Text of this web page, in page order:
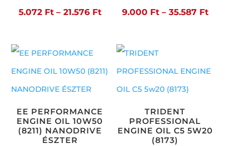
5.072 Ft – 21.576 FtÁrtartomány:
21.576 Ft
9.000 Ft – 35.587 Ft
EE PERFORMANCE
ENGINE OIL 10W50
(8211) NANODRIVE
ÉSZTER
TRIDENT
PROFESSIONAL
ENGINE OIL C5 5W20
(8173)